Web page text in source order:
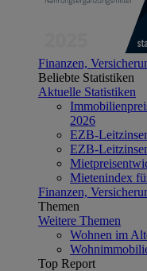
Finanzen,
Beliebte Statistiken
Aktuelle Statistiken
2026
EZB-
EZB-
Mietenindex
Finanzen,
Themen
Weitere Themen
Wohnen im
Top Report